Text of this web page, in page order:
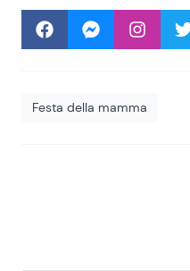
Festa della mamma